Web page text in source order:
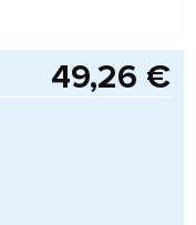
49,26 €